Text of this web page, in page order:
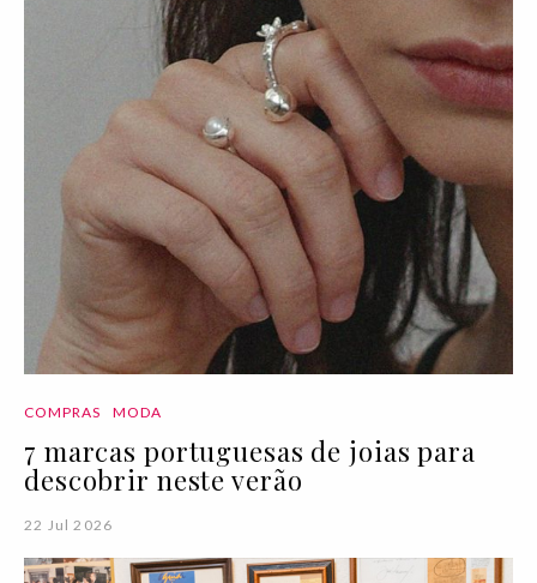
COMPRAS MODA
7 marcas portuguesas de joias para
descobrir neste verão
22 Jul 2026